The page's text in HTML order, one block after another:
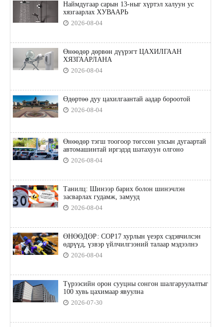
Наймдугаар сарын 13-ныг хүртэл халуун ус
хязгаарлах ХУВААРЬ
2026-08-04
Өнөөдөр дөрвөн дүүрэгт ЦАХИЛГААН
ХЯЗГААРЛАНА
2026-08-04
Өдөртөө дуу цахилгаантай аадар бороотой
2026-08-04
Өнөөдөр тэгш тоогоор төгссөн улсын дугаартай
автомашинтай иргэдэд шатахуун олгоно
2026-08-04
Танилц: Шинээр барих болон шинэчлэн
засварлах гудамж, замууд
2026-08-04
ӨНӨӨДӨР: COP17 хурлын үеэрх сэдэвчилсэн
өдрүүд, үзвэр үйлчилгээний талаар мэдээлнэ
2026-08-04
Түрээсийн орон сууцны сонгон шалгаруулалтыг
100 хувь цахимаар явуулна
2026-07-30